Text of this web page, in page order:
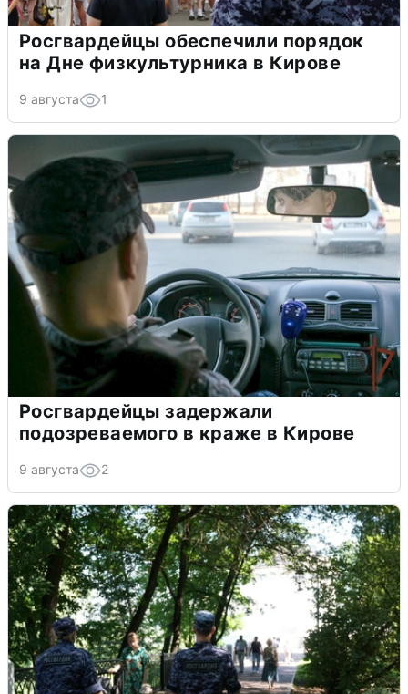
Росгвардейцы обеспечили порядок
на Дне физкультурника в Кирове
9 августа 1
Росгвардейцы задержали
подозреваемого в краже в Кирове
9 августа 2